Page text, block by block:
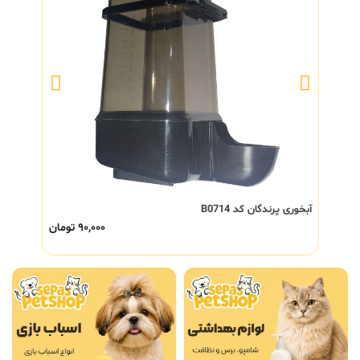
آبخوری پرندگان کد B0714
۹۰,۰۰۰ تومان